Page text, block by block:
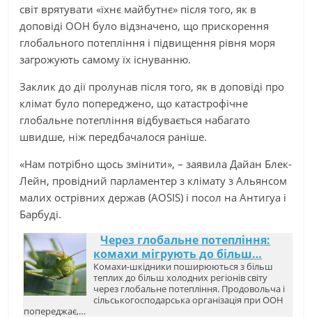
світ врятувати «їхнє майбутнє» після того, як в
доповіді ООН було відзначено, що прискорення
глобального потепління і підвищення рівня моря
загрожують самому їх існуванню.
Заклик до дії пролунав після того, як в доповіді про
клімат було попереджено, що катастрофічне
глобальне потепління відбувається набагато
швидше, ніж передбачалося раніше.
«Нам потрібно щось змінити», – заявила Дайан Блек-
Лейн, провідний парламентер з клімату з Альянсом
малих острівних держав (AOSIS) і посол на Антигуа і
Барбуді.
Через глобальне потепління:
комахи мігрують до більш…
Комахи-шкідники поширюються з більш
теплих до більш холодних регіонів світу
через глобальне потепління. Продовольча і
сільськогосподарська організація при ООН
попереджає,…